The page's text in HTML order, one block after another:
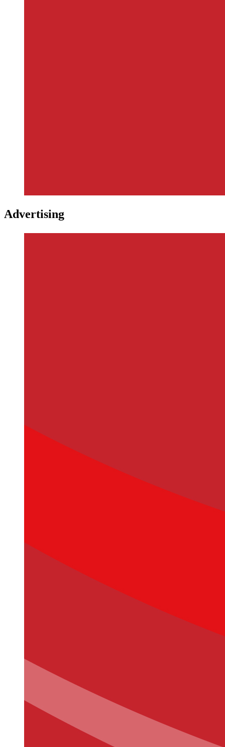
Advertising